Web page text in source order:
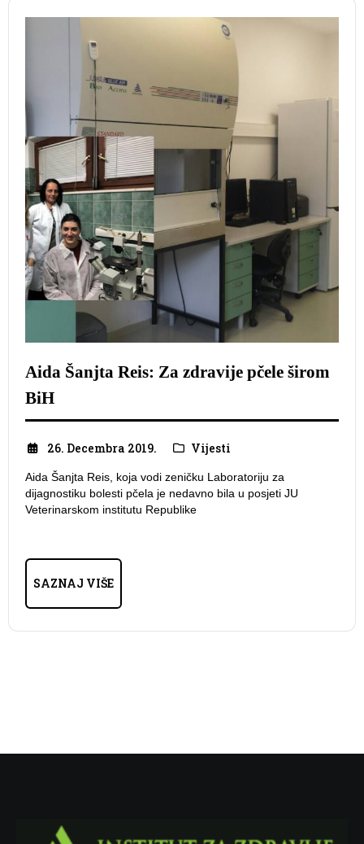
Aida Šanjta Reis: Za zdravije pčele širom
BiH
26. Decembra 2019. Vijesti
Aida Šanjta Reis, koja vodi zeničku Laboratoriju za
dijagnostiku bolesti pčela je nedavno bila u posjeti JU
Veterinarskom institutu Republike
SAZNAJ VIŠE